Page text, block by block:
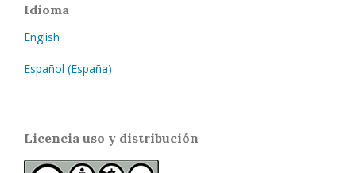
Idioma
English
Español (España)
Licencia uso y distribución